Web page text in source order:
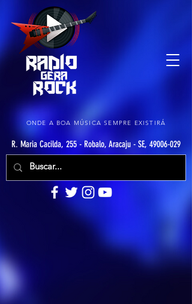
ONDE A BOA MÚSICA SEMPRE EXISTIRÁ
R. Maria Cacilda, 255 - Robalo, Aracaju - SE, 49006-029